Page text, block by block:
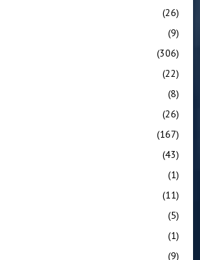
(26)
(9)
(306)
(22)
(8)
(26)
(167)
(43)
(1)
(11)
(5)
(1)
(9)